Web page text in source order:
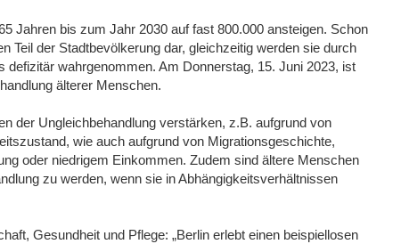
Jahren bis zum Jahr 2030 auf fast 800.000 ansteigen. Schon
Teil der Stadtbevölkerung dar, gleichzeitig werden sie durch
defizitär wahrgenommen. Am Donnerstag, 15. Juni 2023, ist
älterer Menschen.
der Ungleichbehandlung verstärken, z.B. aufgrund von
wie auch aufgrund von Migrationsgeschichte,
oder niedrigem Einkommen. Zudem sind ältere Menschen
zu werden, wenn sie in Abhängigkeitsverhältnissen
Gesundheit und Pflege: „Berlin erlebt einen beispiellosen